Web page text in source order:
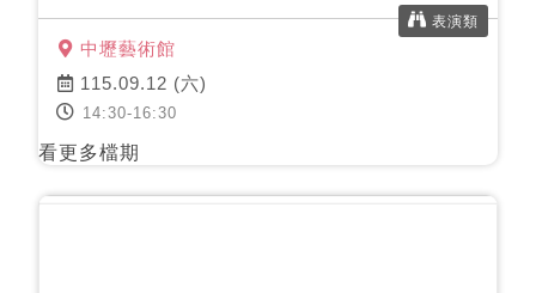
中壢藝術館
表演類
115.09.12 (六)
14:30-16:30
看更多檔期